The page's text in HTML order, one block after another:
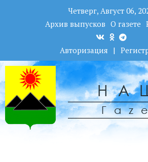
Четверг, Август 06,
Архив выпусков О газете
Авторизация |